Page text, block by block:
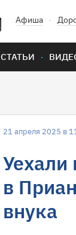
Афиша
СТАТЬИ
21 апреля 2025 в
Уехали
в
внука